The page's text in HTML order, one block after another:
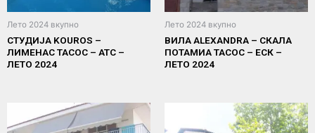
Лето 2024 вкупно
СТУДИЈА KOUROS –
ЛИМЕНАС ТАСОС – АТС –
ЛЕТО 2024
Лето 2024 вкупно
ВИЛА ALEXANDRA – СКАЛА
ПОТАМИА ТАСОС – ЕСК –
ЛЕТО 2024